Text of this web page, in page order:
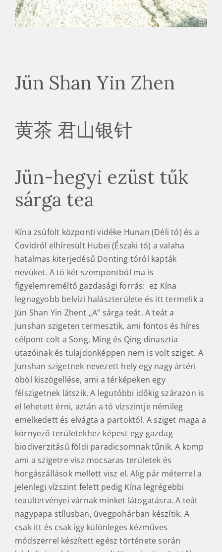
Jün Shan Yin Zhen
黄茶 君山银针
Jün-hegyi ezüst tűk
sárga tea
Covidról elhíresült Hubei (Északi tó) a valaha
hatalmas kiterjedésű Donting tóról kapták
nevüket. A tó két szempontból ma is
figyelemreméltó gazdasági forrás: ez Kína
legnagyobb belvízi halászterülete és itt termelik a
Jün Shan Yin Zhent „A” sárga teát. A teát a
Junshan szigeten termesztik, ami fontos és híres
célpont colt a Song, Ming és Qing dinasztia
utazóinak és tulajdonképpen nem is volt sziget. A
Junshan szigetnek nevezett hely egy nagy ártéri
öböl kiszögellése, ami a térképeken egy
félszigetnek látszik. A legutóbbi időkig szárazon is
el lehetett érni, aztán a tó vízszintje némileg
emelkedett és elvágta a partoktól. A sziget maga a
környező területekhez képest egy gazdag
biodiverzitású földi paradicsomnak tűnik. A komp
ami a szigetre visz mocsaras területek és
horgászállások mellett visz el. Alig pár méterrel a
jelenlegi vízszint felett pedig Kína legrégebbi
teaültetvényei várnak minket látogatásra. A teát
nagypapa stílusban, üvegpohárban készítik. A
csak itt és csak így különleges kézműves
módszerrel készített egész története során
hódoltai teaként szerepelt Jün szigeti ezüst tűk